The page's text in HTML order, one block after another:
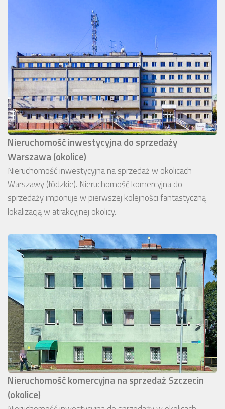
Nieruchomość inwestycyjna do sprzedaży
Warszawa (okolice)
Nieruchomość inwestycyjna na sprzedaż w okolicach
Warszawy (łódzkie). Nieruchomość komercyjna do
sprzedaży imponuje w pierwszej kolejności fantastyczną
lokalizacją w atrakcyjnej okolicy.
Nieruchomość komercyjna na sprzedaż Szczecin
(okolice)